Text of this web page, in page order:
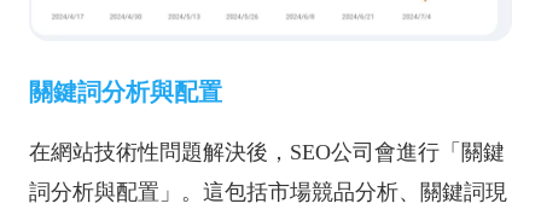
關鍵詞分析與配置
在網站技術性問題解決後，SEO公司會進行「關鍵
詞分析與配置」。這包括市場競品分析、關鍵詞現